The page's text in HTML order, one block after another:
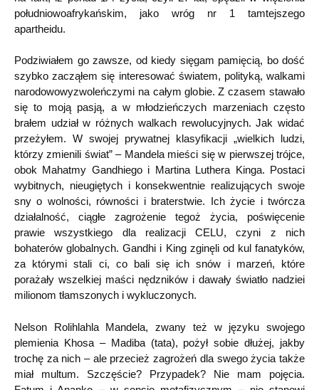
południowoafrykańskim, jako wróg nr 1 tamtejszego
apartheidu.
Podziwiałem go zawsze, od kiedy sięgam pamięcią, bo dość
szybko zacząłem się interesować światem, polityką, walkami
narodowowyzwoleńczymi na całym globie. Z czasem stawało
się to moją pasją, a w młodzieńczych marzeniach często
brałem udział w różnych walkach rewolucyjnych. Jak widać
przeżyłem. W swojej prywatnej klasyfikacji „wielkich ludzi,
którzy zmienili świat” – Mandela mieści się w pierwszej trójce,
obok Mahatmy Gandhiego i Martina Luthera Kinga. Postaci
wybitnych, nieugiętych i konsekwentnie realizujących swoje
sny o wolności, równości i braterstwie. Ich życie i twórcza
działalność, ciągłe zagrożenie tegoż życia, poświęcenie
prawie wszystkiego dla realizacji CELU, czyni z nich
bohaterów globalnych. Gandhi i King zginęli od kul fanatyków,
za którymi stali ci, co bali się ich snów i marzeń, które
porażały wszelkiej maści nędzników i dawały światło nadziei
milionom tłamszonych i wykluczonych.
Nelson Rolihlahla Mandela, zwany też w języku swojego
plemienia Khosa – Madiba (tata), pożył sobie dłużej, jakby
trochę za nich – ale przecież zagrożeń dla swego życia także
miał multum. Szczęście? Przypadek? Nie mam pojęcia.